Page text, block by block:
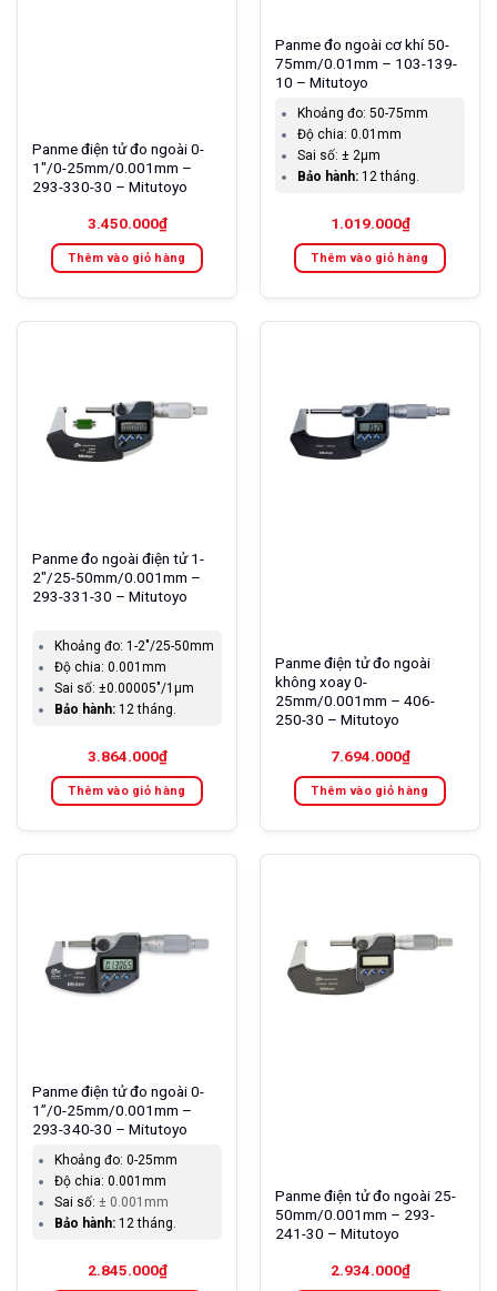
Panme điện tử đo ngoài 0-
1″/0-25mm/0.001mm –
293-330-30 – Mitutoyo
3.450.000₫
Thêm vào giỏ hàng
Panme đo ngoài cơ khí 50-
75mm/0.01mm – 103-139-
10 – Mitutoyo
Khoảng đo: 50-75mm
Độ chia:0.01mm
Sai số: ± 2µm
Bảo hành: 12 tháng.
1.019.000₫
Thêm vào giỏ hàng
Panme đo ngoài điện tử 1-
2″/25-50mm/0.001mm –
293-331-30 – Mitutoyo
Khoảng đo: 1-2″/25-50mm
Độ chia: 0.001mm
Sai số: ±0.00005″/1µm
Bảo hành: 12 tháng.
3.864.000₫
Thêm vào giỏ hàng
Panme điện tử đo ngoài
không xoay 0-
25mm/0.001mm – 406-
250-30 – Mitutoyo
7.694.000₫
Thêm vào giỏ hàng
Panme điện tử đo ngoài 0-
1”/0-25mm/0.001mm –
293-340-30 – Mitutoyo
Khoảng đo:0-25mm
Độ chia:0.001mm
Sai số:± 0.001mm
Bảo hành: 12 tháng.
2.845.000₫
Panme điện tử đo ngoài 25-
50mm/0.001mm – 293-
241-30 – Mitutoyo
2.934.000₫